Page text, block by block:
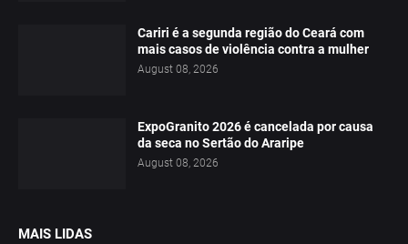
Cariri é a segunda região do Ceará com
mais casos de violência contra a mulher
August 08, 2026
ExpoGranito 2026 é cancelada por causa
da seca no Sertão do Araripe
August 08, 2026
MAIS LIDAS